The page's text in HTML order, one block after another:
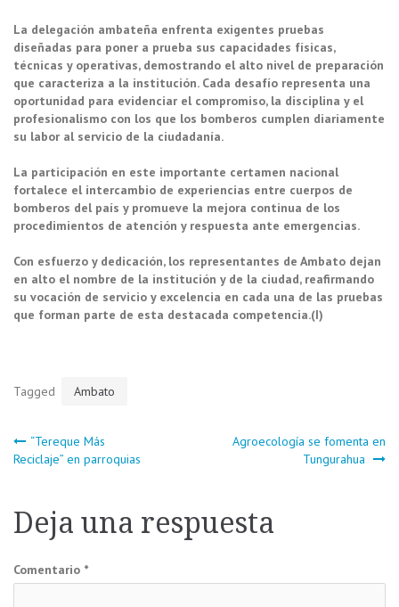
La delegación ambateña enfrenta exigentes pruebas
diseñadas para poner a prueba sus capacidades físicas,
técnicas y operativas, demostrando el alto nivel de preparación
que caracteriza a la institución. Cada desafío representa una
oportunidad para evidenciar el compromiso, la disciplina y el
profesionalismo con los que los bomberos cumplen diariamente
su labor al servicio de la ciudadanía.
La participación en este importante certamen nacional
fortalece el intercambio de experiencias entre cuerpos de
bomberos del país y promueve la mejora continua de los
procedimientos de atención y respuesta ante emergencias.
Con esfuerzo y dedicación, los representantes de Ambato dejan
en alto el nombre de la institución y de la ciudad, reafirmando
su vocación de servicio y excelencia en cada una de las pruebas
que forman parte de esta destacada competencia.(I)
Tagged Ambato
Navegación
entradas
“Tereque Más
Reciclaje” en parroquias
Agroecología se fomenta en
Tungurahua
Deja una respuesta
Comentario *